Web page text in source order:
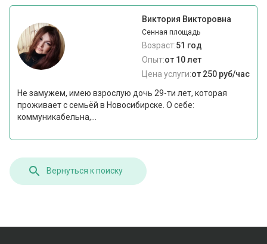
Виктория Викторовна
Сенная площадь
Возраст:51 год
Опыт:от 10 лет
Цена услуги:от 250 руб/час
Не замужем, имею взрослую дочь 29-ти лет, которая
проживает с семьёй в Новосибирске. О себе:
коммуникабельна,...
Вернуться к поиску